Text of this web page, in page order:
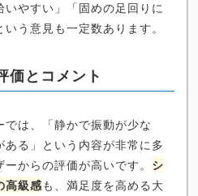
やすい」「固めの足回りに
う意見も一定数あります。
価とコメント
は、「静かで振動が少な
る」という内容が非常に多
からの評価が高いです。 シ
高級感も、満足度を高める大